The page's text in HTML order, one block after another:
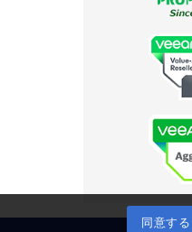
同意する